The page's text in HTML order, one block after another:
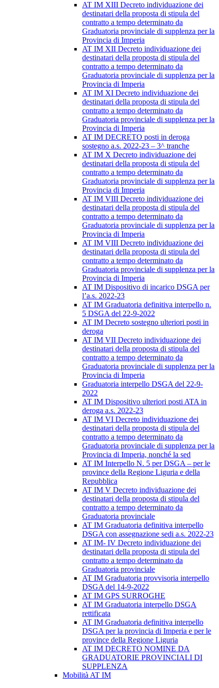
AT IM XIII Decreto individuazione dei
destinatari della proposta di stipula del
contratto a tempo determinato da
Graduatoria provinciale di supplenza per la
Provincia di Imperia
AT IM XII Decreto individuazione dei
destinatari della proposta di stipula del
contratto a tempo determinato da
Graduatoria provinciale di supplenza per la
Provincia di Imperia
AT IM XI Decreto individuazione dei
destinatari della proposta di stipula del
contratto a tempo determinato da
Graduatoria provinciale di supplenza per la
Provincia di Imperia
AT IM DECRETO posti in deroga
sostegno a.s. 2022-23 – 3^ tranche
AT IM X Decreto individuazione dei
destinatari della proposta di stipula del
contratto a tempo determinato da
Graduatoria provinciale di supplenza per la
Provincia di Imperia
AT IM VIII Decreto individuazione dei
destinatari della proposta di stipula del
contratto a tempo determinato da
Graduatoria provinciale di supplenza per la
Provincia di Imperia
AT IM VIII Decreto individuazione dei
destinatari della proposta di stipula del
contratto a tempo determinato da
Graduatoria provinciale di supplenza per la
Provincia di Imperia
AT IM Dispositivo di incarico DSGA per
l’a.s. 2022-23
AT IM Graduatoria definitiva interpello n.
5 DSGA del 22-9-2022
AT IM Decreto sostegno ulteriori posti in
deroga
AT IM VII Decreto individuazione dei
destinatari della proposta di stipula del
contratto a tempo determinato da
Graduatoria provinciale di supplenza per la
Provincia di Imperia
Graduatoria interpello DSGA del 22-9-
2022
AT IM Dispositivo ulteriori posti ATA in
deroga a.s. 2022-23
AT IM VI Decreto individuazione dei
destinatari della proposta di stipula del
contratto a tempo determinato da
Graduatoria provinciale di supplenza per la
Provincia di Imperia, nonché la sed
AT IM Interpello N. 5 per DSGA – per le
province della Regione Liguria e della
Repubblica
AT IM V Decreto individuazione dei
destinatari della proposta di stipula del
contratto a tempo determinato da
Graduatoria provinciale
AT IM Graduatoria definitiva interpello
DSGA con assegnazione sedi a.s. 2022-23
AT IM- IV Decreto individuazione dei
destinatari della proposta di stipula del
contratto a tempo determinato da
Graduatoria provinciale
AT IM Graduatoria provvisoria interpello
DSGA del 14-9-2022
AT IM GPS SURROGHE
AT IM Graduatoria interpello DSGA
rettificata
AT IM Graduatoria definitiva interpello
DSGA per la provincia di Imperia e per le
province della Regione Liguria
AT IM DECRETO NOMINE DA
GRADUATORIE PROVINCIALI DI
SUPPLENZA
Mobilità AT IM